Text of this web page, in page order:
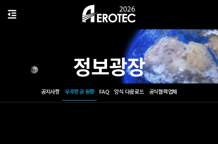
정보광장
공지사항 우주항공 동향 FAQ 양식 다운로드 공식협력업체